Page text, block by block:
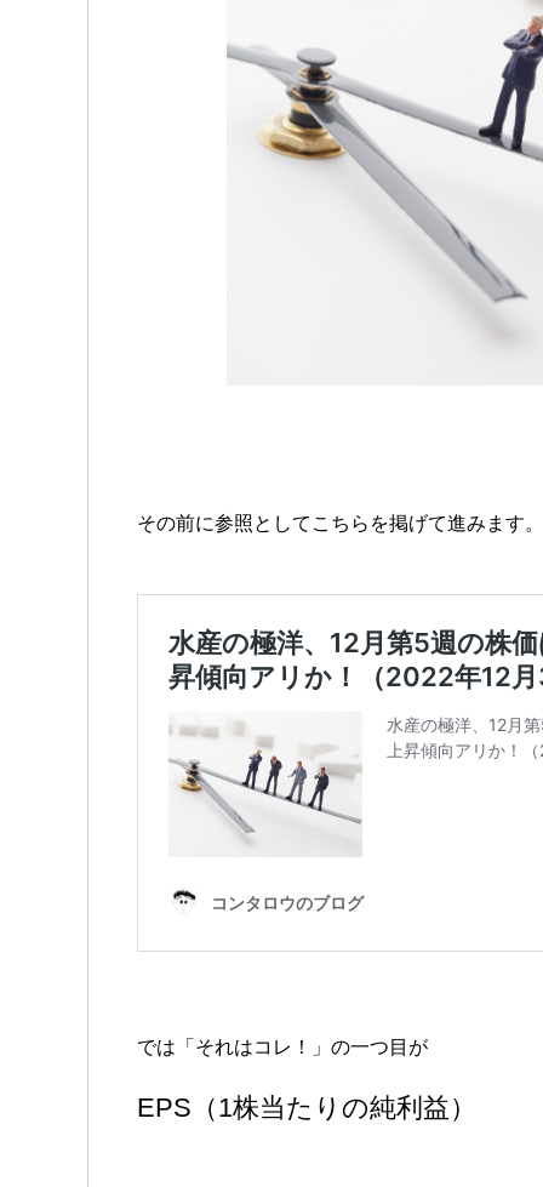
その前に参照としてこちらを掲げて進みます。
では「それはコレ！」の一つ目が
EPS（1株当たりの純利益）